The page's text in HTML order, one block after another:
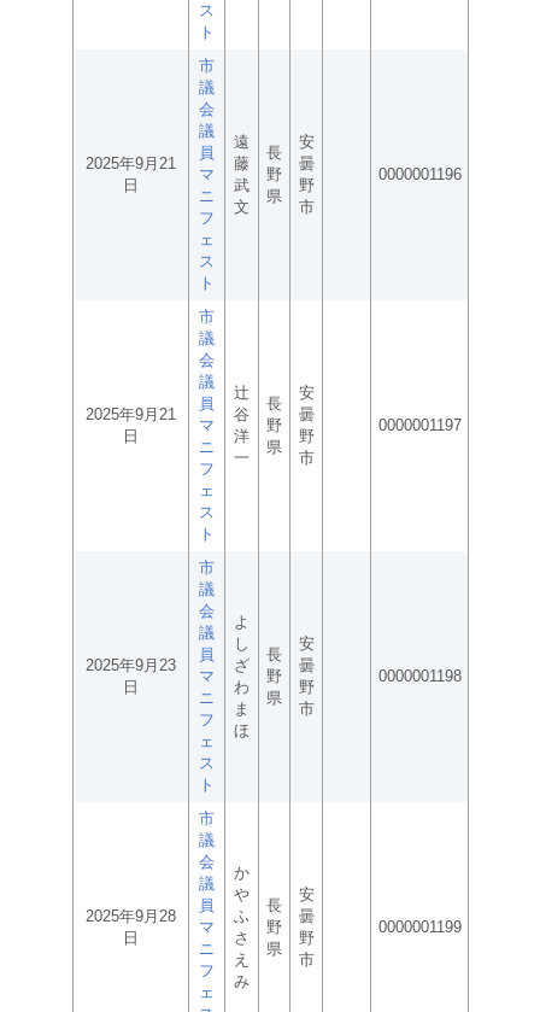
ス
ト
2025年9月21
日
市
議
会
議
員
マ
ニ
フ
ェ
ス
ト
遠
藤
武
文
長
野
県
安
曇
野
市
0000001196
2025年9月21
日
市
議
会
議
員
マ
ニ
フ
ェ
ス
ト
辻
谷
洋
一
長
野
県
安
曇
野
市
0000001197
2025年9月23
日
市
議
会
議
員
マ
ニ
フ
ェ
ス
ト
よ
し
ざ
わ
ま
ほ
長
野
県
安
曇
野
市
0000001198
2025年9月28
日
市
議
会
議
員
マ
ニ
フ
ェ
か
や
ふ
さ
え
み
長
野
県
安
曇
野
市
0000001199